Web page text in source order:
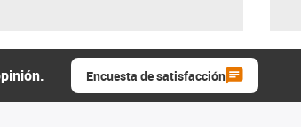
Encuesta de satisfacción